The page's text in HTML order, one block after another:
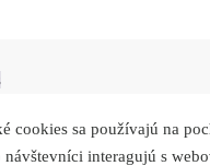
cookies sa používajú na
návštevníci interagujú s